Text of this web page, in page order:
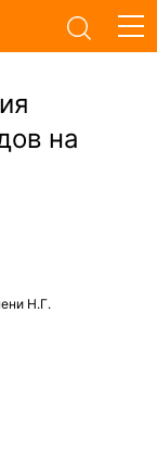
на
Н.Г.